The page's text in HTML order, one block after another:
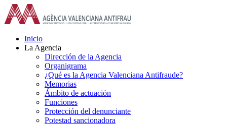
Saltar
al
contenido
Inicio
La Agencia
Dirección de la Agencia
Organigrama
¿Qué es la Agencia Valenciana Antifraude?
Memorias
Ámbito de actuación
Funciones
Protección del denunciante
Potestad sancionadora